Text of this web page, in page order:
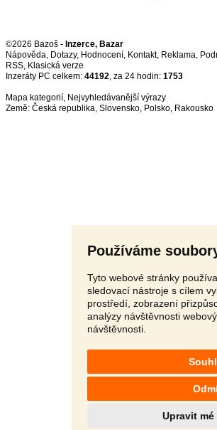
Používáme
Tyto webové stránky
sledovací nástroje s cílem
prostředí, zobrazení
analýzy návštěvnosti
návštěvnosti.
Upravit
©2026 Bazoš - Inzerce, Bazar
Nápověda, Dotazy, Hodnocení, Kontakt, Reklama,
RSS,
Inzeráty PC celkem: 44192, za 24 hodin: 1753
Mapa kategorií, Nejvyhledávanější výrazy
Země: Česká republika, Slovensko, Polsko, Rakousko